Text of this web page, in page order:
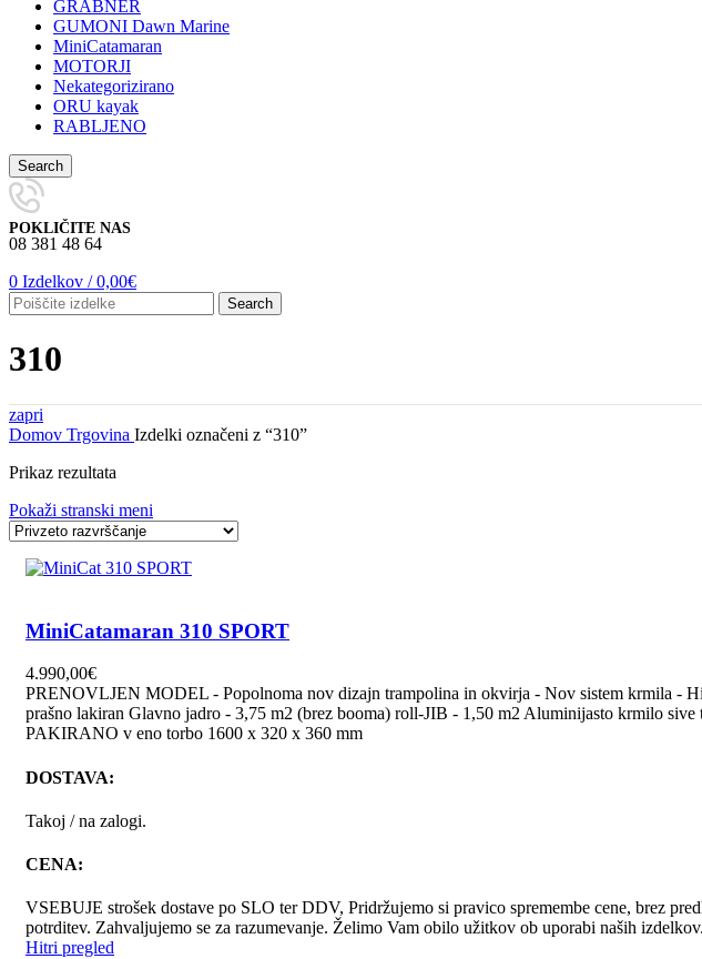
GRABNER
GUMONI Dawn Marine
MiniCatamaran
MOTORJI
Nekategorizirano
ORU kayak
RABLJENO
Search
POKLIČITE NAS
08 381 48 64
0 Izdelkov / 0,00€
Search
310
zapri
Domov Trgovina Izdelki označeni z “310”
Prikaz rezultata
Pokaži stranski meni
MiniCatamaran 310 SPORT
4.990,00€
PRENOVLJEN MODEL - Popolnoma nov dizajn trampolina in okvirja - Nov sistem krmila -
prašno lakiran Glavno jadro - 3,75 m2 (brez booma) roll-JIB - 1,50 m2 Aluminijasto krmilo
PAKIRANO v eno torbo 1600 x 320 x 360 mm
DOSTAVA:
Takoj / na zalogi.
CENA:
VSEBUJE strošek dostave po SLO ter DDV, Pridržujemo si pravico spremembe cene, brez
potrditev. Zahvaljujemo se za razumevanje. Želimo Vam obilo užitkov ob uporabi naših izdelkov.
Hitri pregled